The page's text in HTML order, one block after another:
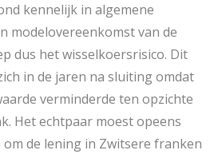
kennelijk in algemene
modelovereenkomst van de
dus het wisselkoersrisico. Dit
in de jaren na sluiting omdat
verminderde ten opzichte
Het echtpaar moest opeens
de lening in Zwitsere franken